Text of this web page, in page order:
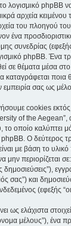
λογισμικό phpBB
αρχεία κειμένου
του πλοηγού
ένα
συνεδρίας
phpBB. Ένα
σε θέματα μέσα
καταγράφεται ποια
εμπειρία σας ως
cookies
of the Aegean”,
οποίο καλύπτει
phpBB. Ο δεύτερος
με βάση το
μην περιορίζεται
σας”) και
(εφεξής
ως ελάχιστα
μέλους”), ένα